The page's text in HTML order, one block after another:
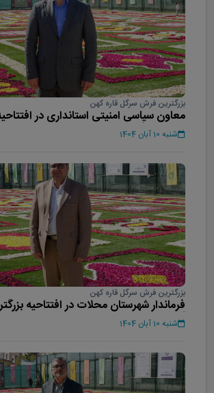
بزرگترین فرش سرگل قاره کهن
معاون سیاسی امنیتی استانداری در
فرش سر گل آسیا
شنبه 10 آبان 1404
بزرگترین فرش سرگل قاره کهن
فرماندار شهرستان محلات در افتتاحیه
گل آسیا
شنبه 10 آبان 1404